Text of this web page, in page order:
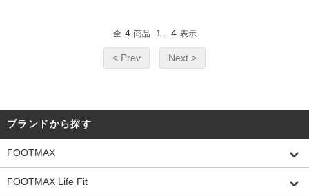
全 4 商品 1 - 4 表示
< Prev Next >
ブランドから探す
FOOTMAX
FOOTMAX Life Fit